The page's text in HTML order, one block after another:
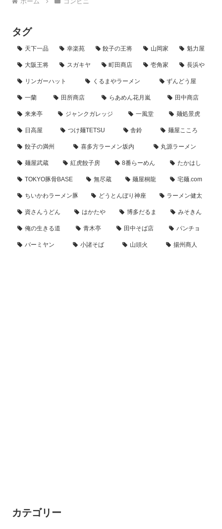
タグ
天下一品 幸楽苑 餃子の王将 山岡家 魁力屋
大阪王将 スガキヤ 町田商店 壱角家 長浜や
リンガーハット くるまやラーメン ずんどう屋
一蘭 田所商店 らあめん花月嵐 田中商店
来来亭 ジャンクガレッジ 一風堂 麺処景虎
日高屋 つけ麺TETSU 舎鈴 麺屋こころ
餃子の満州 喜多方ラーメン坂内 丸源ラーメン
麺屋武蔵 紅虎餃子房 8番らーめん たかはし
TOKYO豚骨BASE 無尽蔵 麺屋桐龍 宅麺.com
ちいかわラーメン豚 どうとんぼり神座 ラーメン健太
資さんうどん はかたや 博多だるま みそきん
俺の生きる道 青木亭 田中そば店 パンチョ
バーミヤン 小諸そば 山頭火 揚州商人
カテゴリー